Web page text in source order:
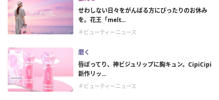
せわしない日々をがんばる方にぴったりのお休み
を。花王「melt...
＃ビューティーニュース
磨く
唇ぽってり、神ビジュリップに胸キュン。CipiCipi
新作リッ...
＃ビューティーニュース